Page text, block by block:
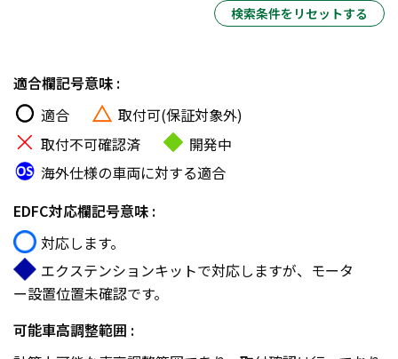
検索条件をリセットする
適合欄記号意味 :
適合
取付可(保証対象外)
取付不可確認済
開発中
海外仕様の車両に対する適合
EDFC対応欄記号意味 :
対応します。
エクステンションキットで対応しますが、モータ
ー設置位置未確認です。
可能車高調整範囲 :